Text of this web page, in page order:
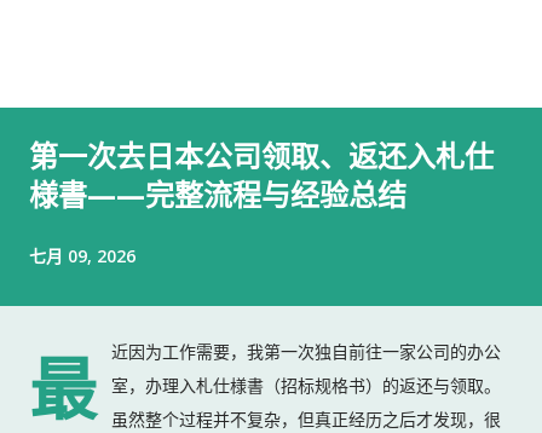
第一次去日本公司领取、返还入札仕
様書——完整流程与经验总结
七月 09, 2026
最
近因为工作需要，我第一次独自前往一家公司的办公
室，办理入札仕様書（招标规格书）的返还与领取。
虽然整个过程并不复杂，但真正经历之后才发现，很